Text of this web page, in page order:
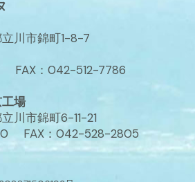
川市錦町1-8-7
FAX：042-512-7786
場
川市錦町6-11-21
FAX：042-528-2805